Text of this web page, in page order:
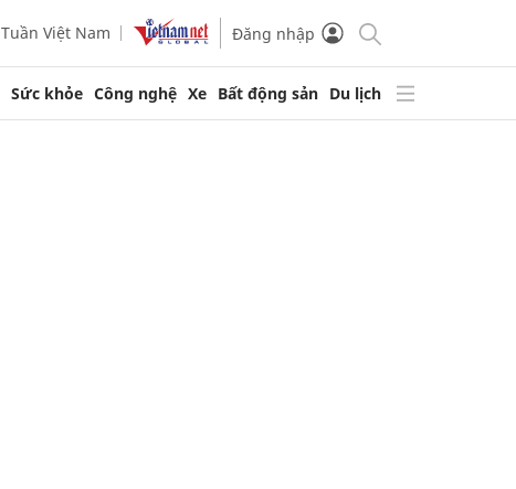
Tuần Việt Nam Đăng nhập
Sức khỏe Công nghệ Xe Bất động sản Du lịch